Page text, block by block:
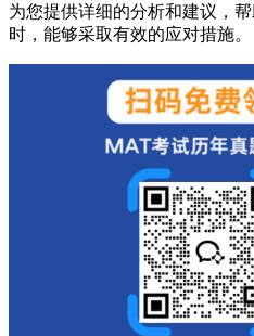
为您提供详细的分析和建议，
时，能够采取有效的应对措施。